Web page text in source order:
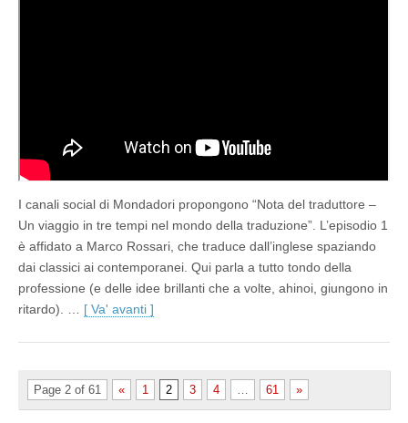
I canali social di Mondadori propongono “Nota del traduttore –
Un viaggio in tre tempi nel mondo della traduzione”. L’episodio 1
è affidato a Marco Rossari, che traduce dall’inglese spaziando
dai classici ai contemporanei. Qui parla a tutto tondo della
professione (e delle idee brillanti che a volte, ahinoi, giungono in
ritardo). … [ Va' avanti ]
Page 2 of 61 « 1 2 3 4 … 61 »